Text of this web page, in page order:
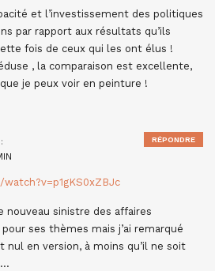
et l’investissement des politiques
par rapport aux résultats qu’ils
fois de ceux qui les ont élus !
, la comparaison est excellente,
que je peux voir en peinture !
nouveau sinistre des affaires
ses thèmes mais j’ai remarqué
nul en version, à moins qu’il ne soit
RÉPONDRE